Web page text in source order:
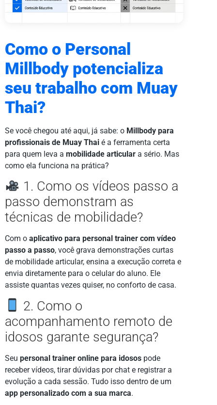
Como o Personal
Millbody potencializa
seu trabalho com Muay
Thai?
Se você chegou até aqui, já sabe: o Millbody para
profissionais de Muay Thai é a ferramenta certa
para quem leva a mobilidade articular a sério. Mas
como ela funciona na prática?
1. Como os vídeos passo a
passo demonstram as
técnicas de mobilidade?
Com o aplicativo para personal trainer com vídeo
passo a passo, você grava demonstrações curtas
de mobilidade articular, ensina a execução correta e
envia diretamente para o celular do aluno. Ele
assiste quantas vezes quiser, no conforto de casa.
2. Como o
acompanhamento remoto de
idosos garante segurança?
Seu personal trainer online para idosos pode
receber vídeos, tirar dúvidas por chat e registrar a
evolução a cada sessão. Tudo isso dentro de um
app personalizado com a sua marca.